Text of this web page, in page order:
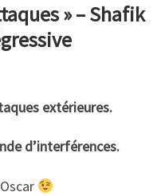
» – Shafik
extérieures.
d’interférences.